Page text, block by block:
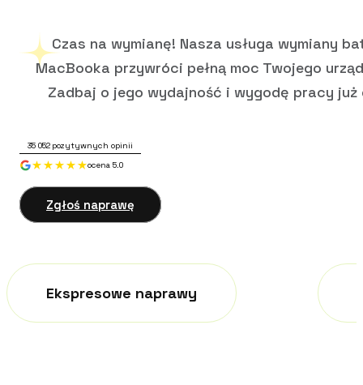
Czas na wymianę! Nasza usługa wymiany
MacBooka przywróci pełną moc Twojego
Zadbaj o jego wydajność i wygodę pracy już
35 052 pozytywnych opinii
ocena 5.0
Zgłoś naprawę
Ekspresowe naprawy